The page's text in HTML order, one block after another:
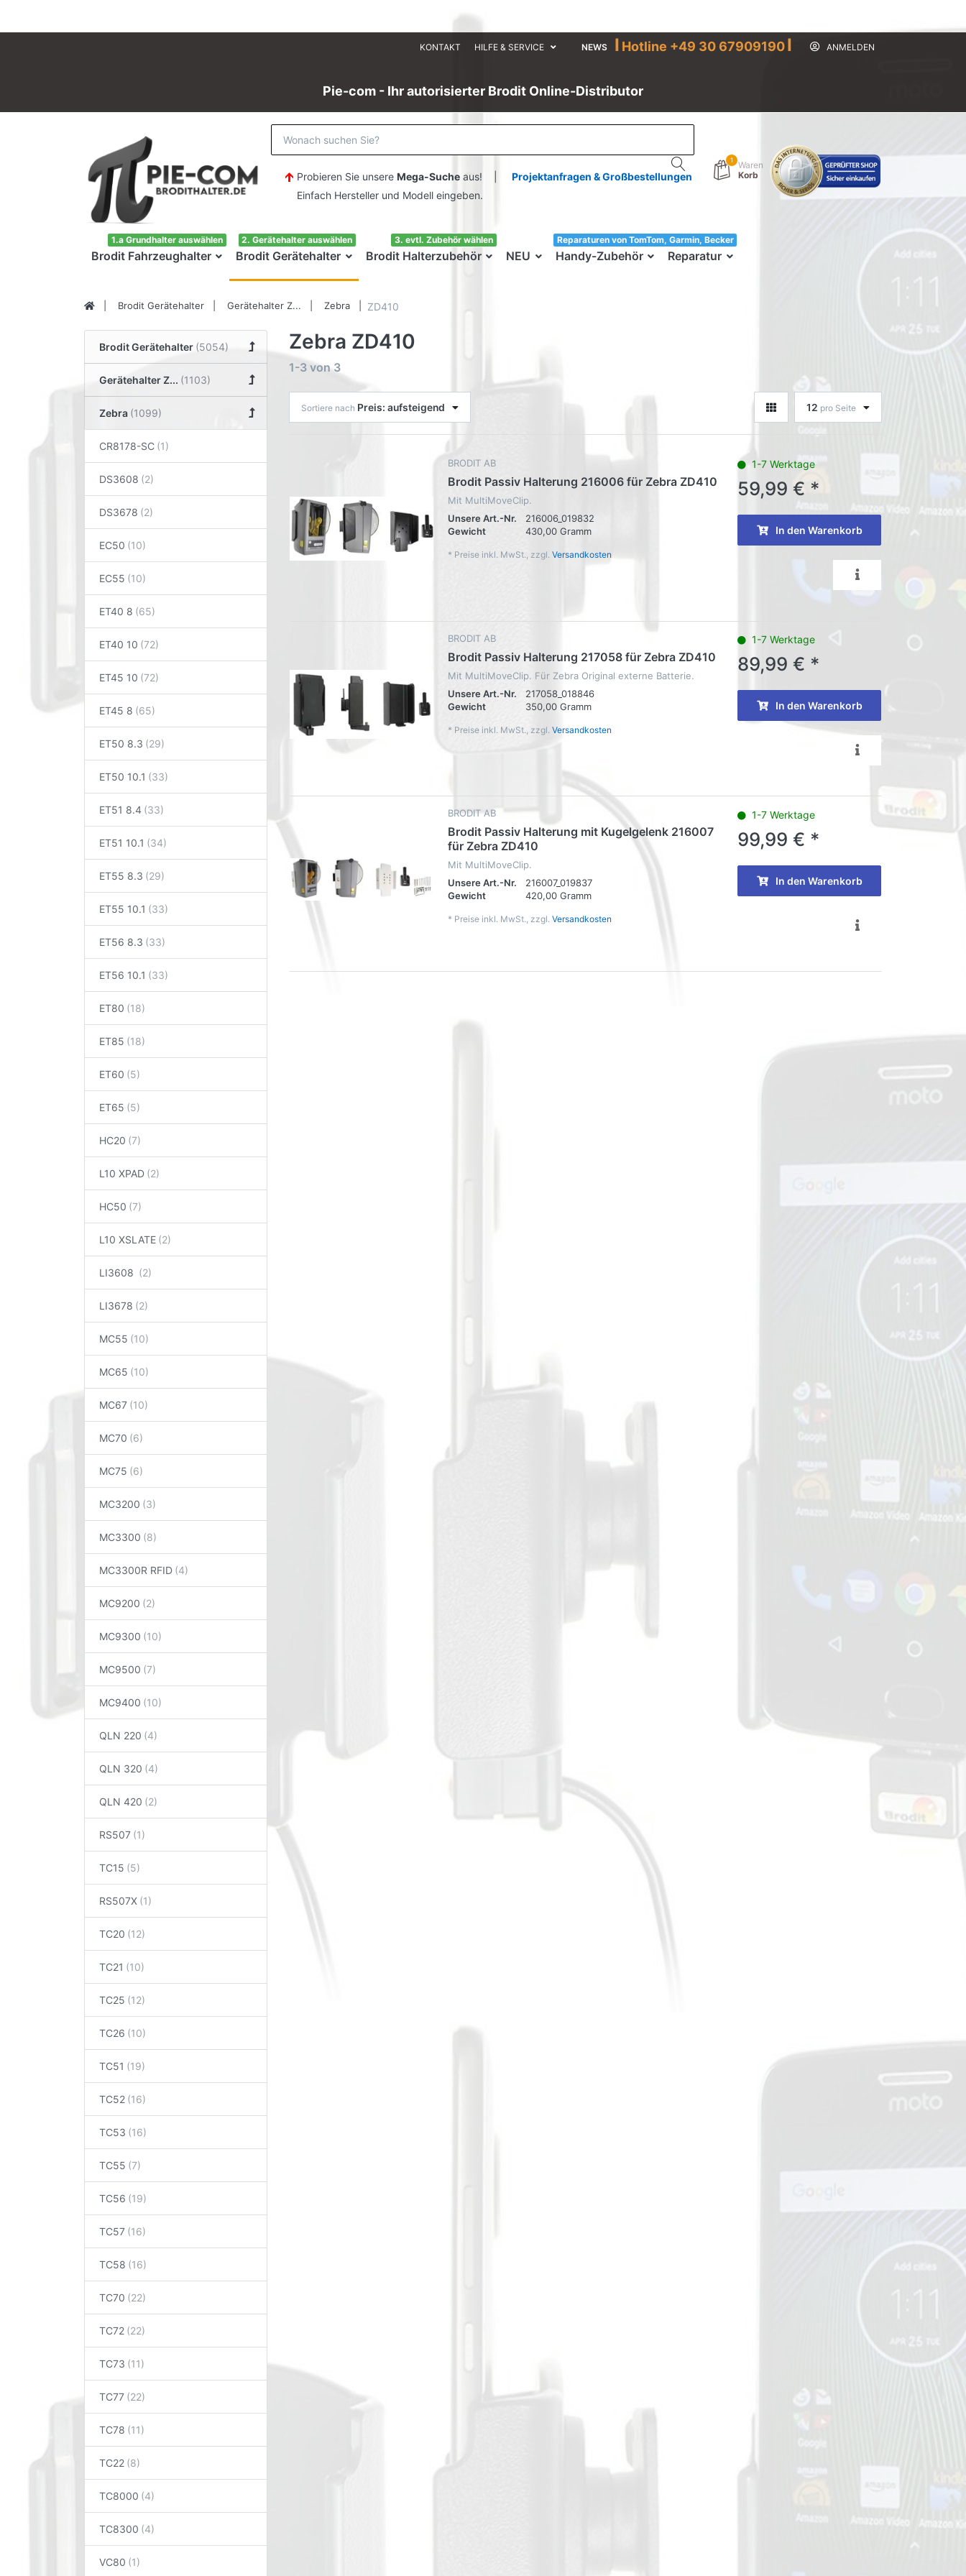
KONTAKT HILFE & SERVICE NEWS I Hotline +49 30 67909190I ANMELDEN
Pie-com - Ihr autorisierter Brodit Online-Distributor
Probieren Sie unsere Mega-Sucheaus! | Projektanfragen & Großbestellungen
Einfach Hersteller und Modell eingeben.
1
Waren
Korb
Brodit Fahrzeughalter
1.a Grundhalter auswählen
Brodit Gerätehalter
2. Gerätehalter auswählen
Brodit Halterzubehör
3. evtl. Zubehör wählen
NEU Handy-Zubehör
33!
Reparatur
Reparaturen von TomTom, Garmin, Becker
Brodit Gerätehalter Gerätehalter Z... Zebra ZD410
Brodit Gerätehalter
Gerätehalter Z...
Zebra
CR8178-SC
DS3608
DS3678
EC50
EC55
ET40 8
ET40 10
ET45 10
ET45 8
ET50 8.3
ET50 10.1
ET51 8.4
ET51 10.1
ET55 8.3
ET55 10.1
ET56 8.3
ET56 10.1
ET80
ET85
ET60
ET65
HC20
L10 XPAD
HC50
L10 XSLATE
LI3608
LI3678
MC55
MC65
MC67
MC70
MC75
MC3200
MC3300
MC3300R RFID
MC9200
MC9300
MC9500
MC9400
QLN 220
QLN 320
QLN 420
RS507
TC15
RS507X
TC20
TC21
TC25
TC26
TC51
TC52
TC53
TC55
TC56
TC57
TC58
TC70
TC72
TC73
TC77
TC78
TC22
TC8000
TC8300
VC80
Zebra ZD410
1-3 von 3
Sortiere nach Preis: aufsteigend 12 pro Seite
BRODIT AB
Brodit Passiv Halterung 216006 für Zebra ZD410
Mit MultiMoveClip.
Unsere Art.-Nr.
216006_019832
Gewicht
430,00 Gramm
* Preise inkl. MwSt., zzgl. Versandkosten
1-7 Werktage
59,99 € *
In den Warenkorb
BRODIT AB
Brodit Passiv Halterung 217058 für Zebra ZD410
Mit MultiMoveClip. Für Zebra Original externe Batterie.
Unsere Art.-Nr.
217058_018846
Gewicht
350,00 Gramm
* Preise inkl. MwSt., zzgl. Versandkosten
1-7 Werktage
89,99 € *
In den Warenkorb
BRODIT AB
Brodit Passiv Halterung mit Kugelgelenk 216007
für Zebra ZD410
Mit MultiMoveClip.
Unsere Art.-Nr.
216007_019837
Gewicht
420,00 Gramm
* Preise inkl. MwSt., zzgl. Versandkosten
1-7 Werktage
99,99 € *
In den Warenkorb